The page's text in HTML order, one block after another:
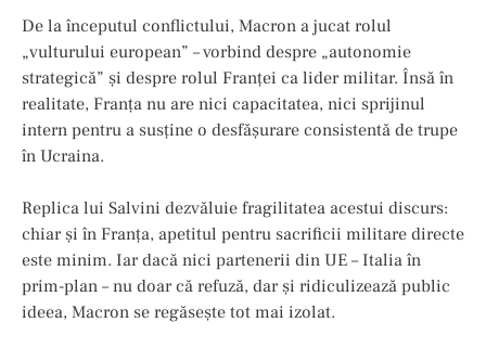
De la începutul conflictului, Macron a jucat rolul
„vulturului european” – vorbind despre „autonomie
strategică” și despre rolul Franței ca lider militar. Însă în
realitate, Franța nu are nici capacitatea, nici sprijinul
intern pentru a susține o desfășurare consistentă de trupe
în Ucraina.
Replica lui Salvini dezvăluie fragilitatea acestui discurs:
chiar și în Franța, apetitul pentru sacrificii militare directe
este minim. Iar dacă nici partenerii din UE – Italia în
prim-plan – nu doar că refuză, dar și ridiculizează public
ideea, Macron se regăsește tot mai izolat.